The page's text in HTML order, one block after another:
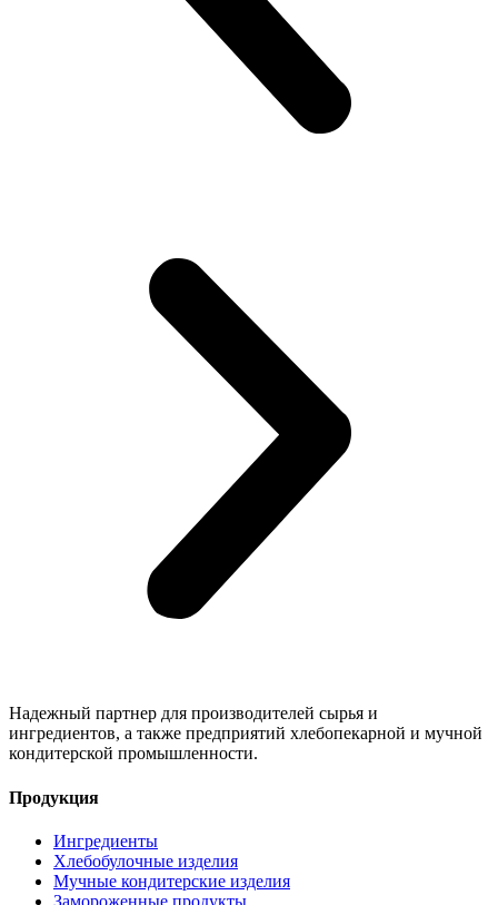
Надежный партнер для производителей сырья и
ингредиентов, а также предприятий хлебопекарной и мучной
кондитерской промышленности.
Продукция
Ингредиенты
Хлебобулочные изделия
Мучные кондитерские изделия
Замороженные продукты